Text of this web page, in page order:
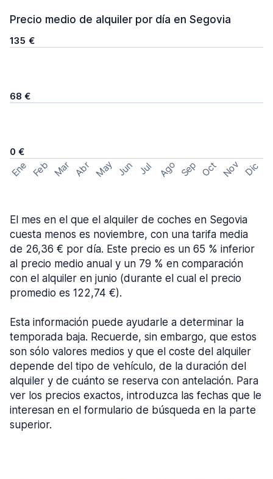
Precio medio de alquiler por día en Segovia
135 €
68 €
0 €
Ene Feb Mar Abr May Jun Jul Ago Sep Oct Nov Dic
El mes en el que el alquiler de coches en Segovia
cuesta menos es noviembre, con una tarifa media
de 26,36 € por día. Este precio es un 65 % inferior
al precio medio anual y un 79 % en comparación
con el alquiler en junio (durante el cual el precio
promedio es 122,74 €).
Esta información puede ayudarle a determinar la
temporada baja. Recuerde, sin embargo, que estos
son sólo valores medios y que el coste del alquiler
depende del tipo de vehículo, de la duración del
alquiler y de cuánto se reserva con antelación. Para
ver los precios exactos, introduzca las fechas que le
interesan en el formulario de búsqueda en la parte
superior.